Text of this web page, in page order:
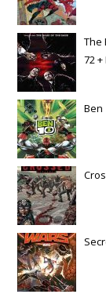
The
72 +
Ben